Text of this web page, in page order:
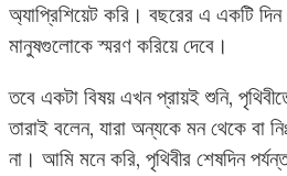
অ্যাপ্রিশিয়েট করি। বছরের এ একটি
মানুষগুলোকে স্মরণ করিয়ে দেবে।
তবে একটা বিষয় এখন প্রায়ই শুনি,
তারাই বলেন, যারা অন্যকে মন থেকে বা
না। আমি মনে করি, পৃথিবীর শেষদিন